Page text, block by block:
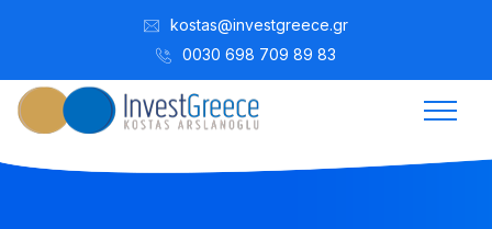
kostas@investgreece.gr
0030 698 709 89 83